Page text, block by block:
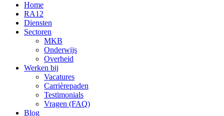
Home
RA12
Diensten
Sectoren
MKB
Onderwijs
Overheid
Werken bij
Vacatures
Carrièrepaden
Testimonials
Vragen (FAQ)
Blog